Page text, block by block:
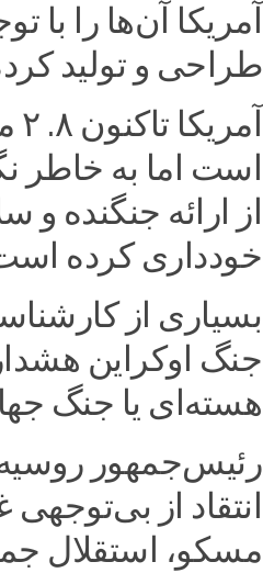
آمریکا آن‌ها را با
طراحی و تولید
است اما به خاطر
از ارائه جنگنده
خودداری کرده‌
بسیاری از
جنگ اوکراین
هسته‌ای یا جنگ
انتقاد از
مسکو، استقلال